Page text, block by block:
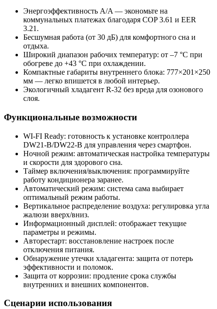
Энергоэффективность A/A — экономьте на
коммунальных платежах благодаря COP 3.61 и EER
3.21.
Бесшумная работа (от 30 дБ) для комфортного сна и
отдыха.
Широкий диапазон рабочих температур: от –7 °C при
обогреве до +43 °C при охлаждении.
Компактные габариты внутреннего блока: 777×201×250
мм — легко впишется в любой интерьер.
Экологичный хладагент R-32 без вреда для озонового
слоя.
Функциональные возможности
WI-FI Ready: готовность к установке контроллера
DW21-B/DW22-B для управления через смартфон.
Ночной режим: автоматическая настройка температуры
и скорости для здорового сна.
Таймер включения/выключения: программируйте
работу кондиционера заранее.
Автоматический режим: система сама выбирает
оптимальный режим работы.
Вертикальное распределение воздуха: регулировка угла
жалюзи вверх/вниз.
Информационный дисплей: отображает текущие
параметры и режимы.
Авторестарт: восстановление настроек после
отключения питания.
Обнаружение утечки хладагента: защита от потерь
эффективности и поломок.
Защита от коррозии: продление срока службы
внутренних и внешних компонентов.
Сценарии использования